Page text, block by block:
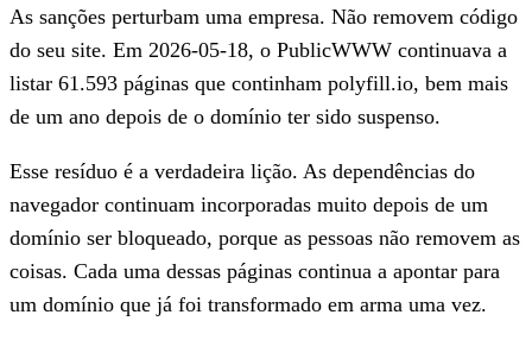
As sanções perturbam uma empresa. Não removem código
do seu site. Em 2026-05-18, o PublicWWW continuava a
listar 61.593 páginas que continham polyfill.io, bem mais
de um ano depois de o domínio ter sido suspenso.
Esse resíduo é a verdadeira lição. As dependências do
navegador continuam incorporadas muito depois de um
domínio ser bloqueado, porque as pessoas não removem as
coisas. Cada uma dessas páginas continua a apontar para
um domínio que já foi transformado em arma uma vez.